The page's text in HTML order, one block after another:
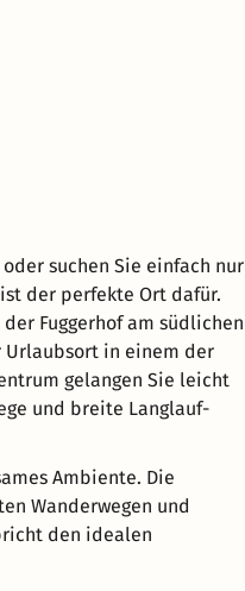
suchen Sie einfach nur
der perfekte Ort dafür.
Fuggerhof am südlichen
Urlaubsort in einem der
gelangen Sie leicht
und breite Langlauf-
Ambiente. Die
Wanderwegen und
den idealen